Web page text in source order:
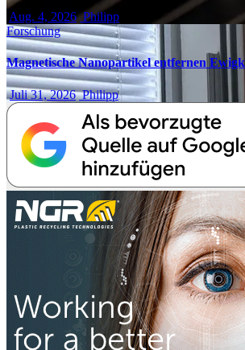
Aug. 4, 2026 Philipp
Forschung
Magnetische Nanopartikel entfernen
Juli 31, 2026 Philipp